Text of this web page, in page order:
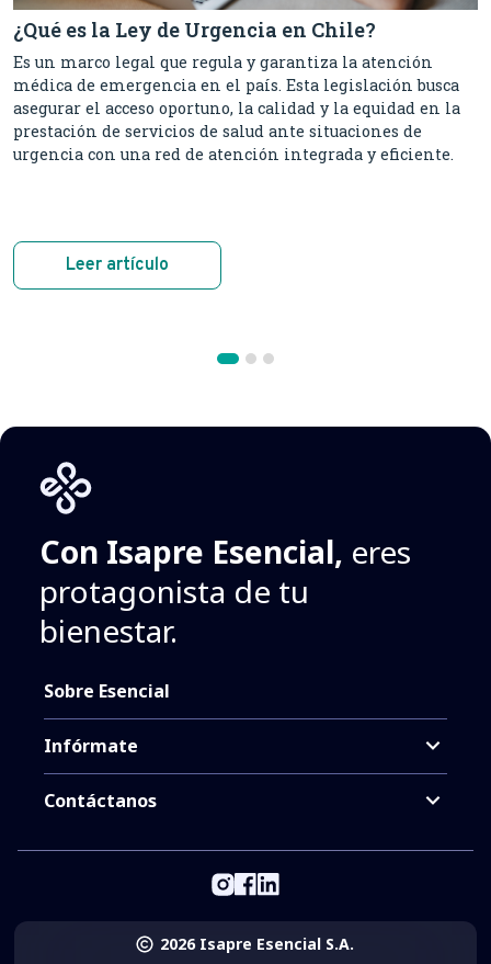
¿Qué es la Ley de Urgencia en Chile?
Es un marco legal que regula y garantiza la atención
médica de emergencia en el país. Esta legislación busca
asegurar el acceso oportuno, la calidad y la equidad en la
prestación de servicios de salud ante situaciones de
urgencia con una red de atención integrada y eficiente.
Leer artículo
Con Isapre Esencial, eres
protagonista de tu
bienestar.
Sobre Esencial
Infórmate
Contáctanos
2026 Isapre Esencial S.A.